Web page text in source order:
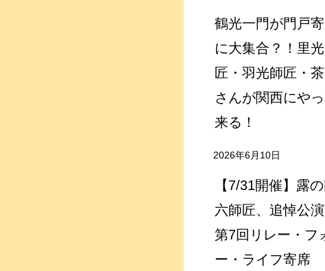
鶴光一門が門戸
に大集合？！里
匠・羽光師匠・
さんが関西にや
来る！
2026年6月10日
【7/31開催】露
六師匠、追悼公演
第7回リレー・フ
ー・ライフ寄席